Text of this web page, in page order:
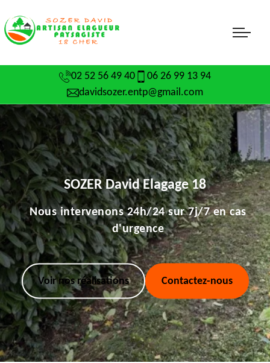
02 52 56 49 40
06 26 99 13 94
davidsozer.entp@gmail.com
SOZER David Elagage 18
Nous intervenons 24h/24 sur 7j/7 en cas
d'urgence
Voir nos réalisations Contactez-nous